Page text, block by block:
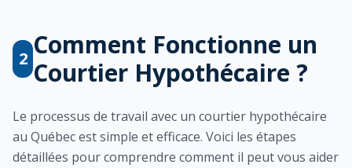
2 Comment Fonctionne un
Courtier Hypothécaire ?
Le processus de travail avec un courtier hypothécaire
au Québec est simple et efficace. Voici les étapes
détaillées pour comprendre comment il peut vous aider